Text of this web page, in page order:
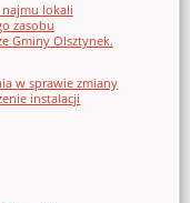
najmu lokali
zasobu
Gminy Olsztynek.
w sprawie zmiany
instalacji